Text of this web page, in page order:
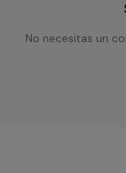
No necesitas un